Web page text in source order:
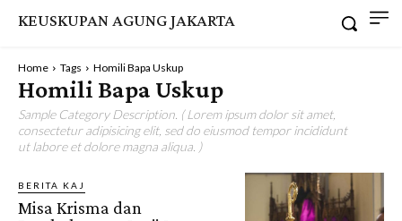
KEUSKUPAN AGUNG JAKARTA
Home Tags Homili Bapa Uskup
Homili Bapa Uskup
Sample Category Description. ( Lorem ipsum dolor sit amet,
consectetur adipisicing elit, sed do eiusmod tempor incididunt
ut labore et dolore magna aliqua. )
BERITA KAJ
Misa Krisma dan